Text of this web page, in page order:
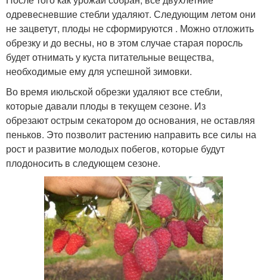
одревесневшие стебли удаляют. Следующим летом они
не зацветут, плоды не сформируются . Можно отложить
обрезку и до весны, но в этом случае старая поросль
будет отнимать у куста питательные вещества,
необходимые ему для успешной зимовки.
Во время июльской обрезки удаляют все стебли,
которые давали плоды в текущем сезоне. Из
обрезают острым секатором до основания, не оставляя
пеньков. Это позволит растению направить все силы на
рост и развитие молодых побегов, которые будут
плодоносить в следующем сезоне.